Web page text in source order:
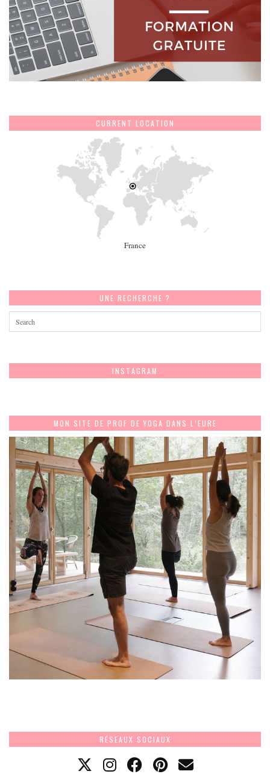
CURRENT LOCATION
France
UNE RECHERCHE ?
INSTAGRAM
MON SITE DE PROF DE YOGA DANS L’EURE
RÉSEAUX SOCIAUX